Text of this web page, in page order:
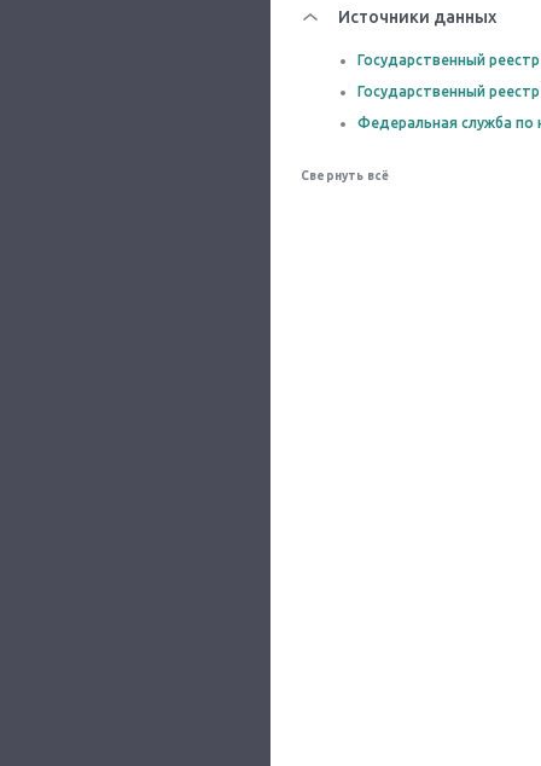
Источники данных
Государственный
Государственный
Федеральная служба по
Свернуть всё